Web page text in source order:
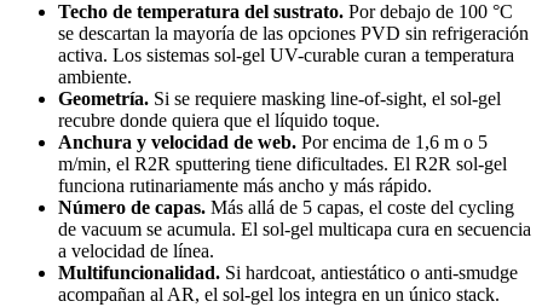
Techo de temperatura del sustrato. Por debajo de 100 °C
se descartan la mayoría de las opciones PVD sin refrigeración
activa. Los sistemas sol-gel UV-curable curan a temperatura
ambiente.
Geometría. Si se requiere masking line-of-sight, el sol-gel
recubre donde quiera que el líquido toque.
Anchura y velocidad de web. Por encima de 1,6 m o 5
m/min, el R2R sputtering tiene dificultades. El R2R sol-gel
funciona rutinariamente más ancho y más rápido.
Número de capas. Más allá de 5 capas, el coste del cycling
de vacuum se acumula. El sol-gel multicapa cura en secuencia
a velocidad de línea.
Multifuncionalidad. Si hardcoat, antiestático o anti-smudge
acompañan al AR, el sol-gel los integra en un único stack.